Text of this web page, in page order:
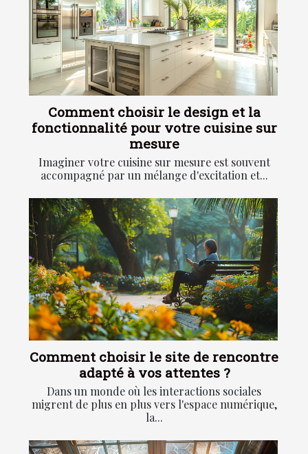
Comment choisir le design et la
fonctionnalité pour votre cuisine sur
mesure
Imaginer votre cuisine sur mesure est souvent
accompagné par un mélange d'excitation et...
Comment choisir le site de rencontre
adapté à vos attentes ?
Dans un monde où les interactions sociales
migrent de plus en plus vers l'espace numérique,
la...